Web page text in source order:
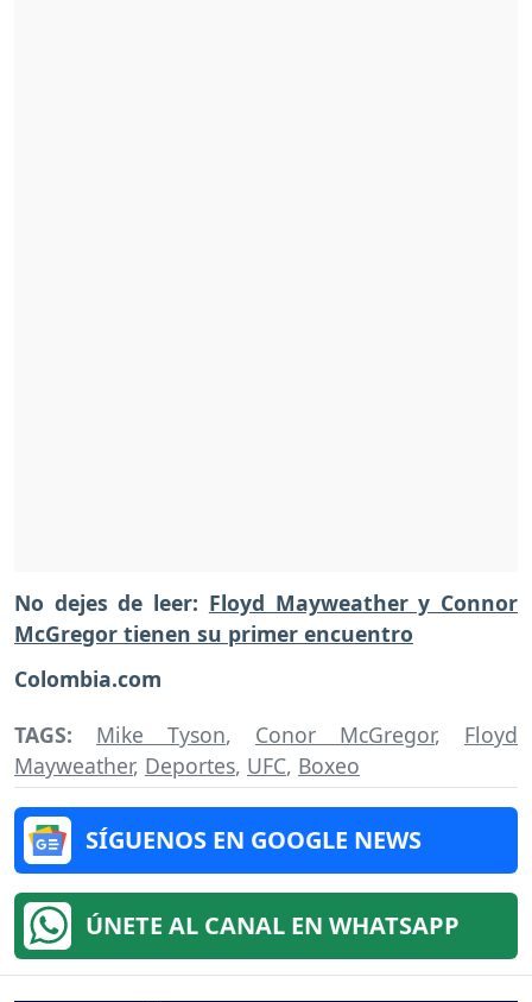
No dejes de leer: Floyd Mayweather y Connor
McGregor tienen su primer encuentro
Colombia.com
TAGS: Mike Tyson, Conor McGregor, Floyd
Mayweather, Deportes, UFC, Boxeo
SÍGUENOS EN GOOGLE NEWS
ÚNETE AL CANAL EN WHATSAPP